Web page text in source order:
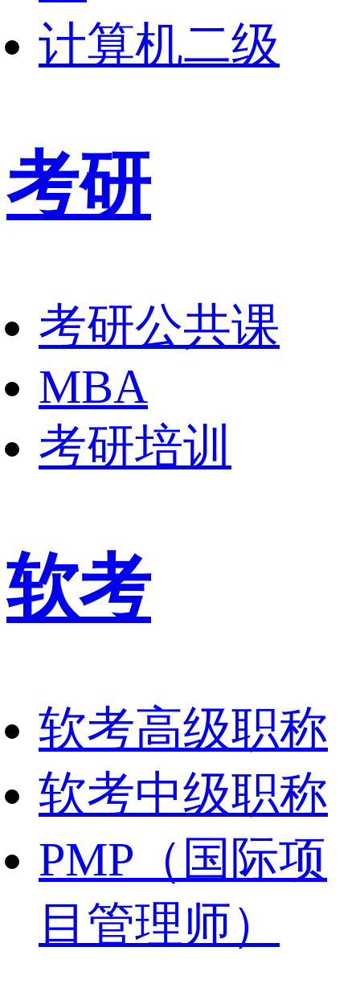
计算机二级
考研
考研公共课
MBA
考研培训
软考
软考高级职称
软考中级职称
PMP（国际项
目管理师）